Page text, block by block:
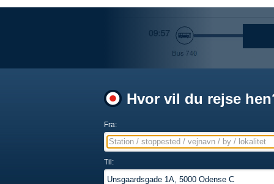
Hvor vil du rejse
Fra:
Station / stoppested / vejnavn / by / lokalitet
Til: